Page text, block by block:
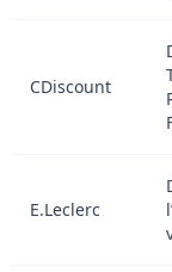
CDiscount
E.Leclerc